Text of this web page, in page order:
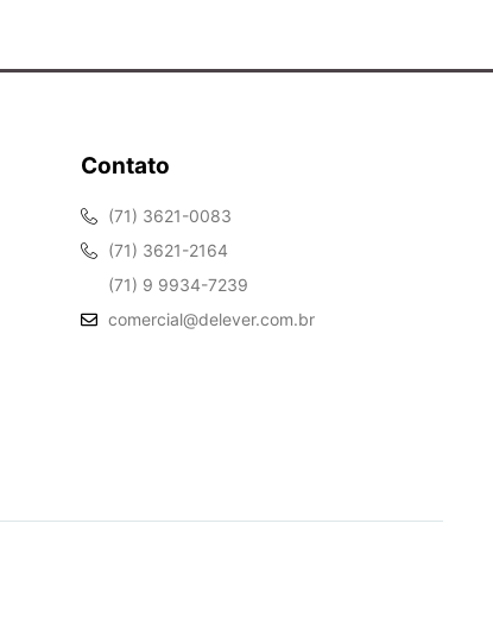
Contato
(71) 3621-0083
(71) 3621-2164
(71) 9 9934-7239
comercial@delever.com.br